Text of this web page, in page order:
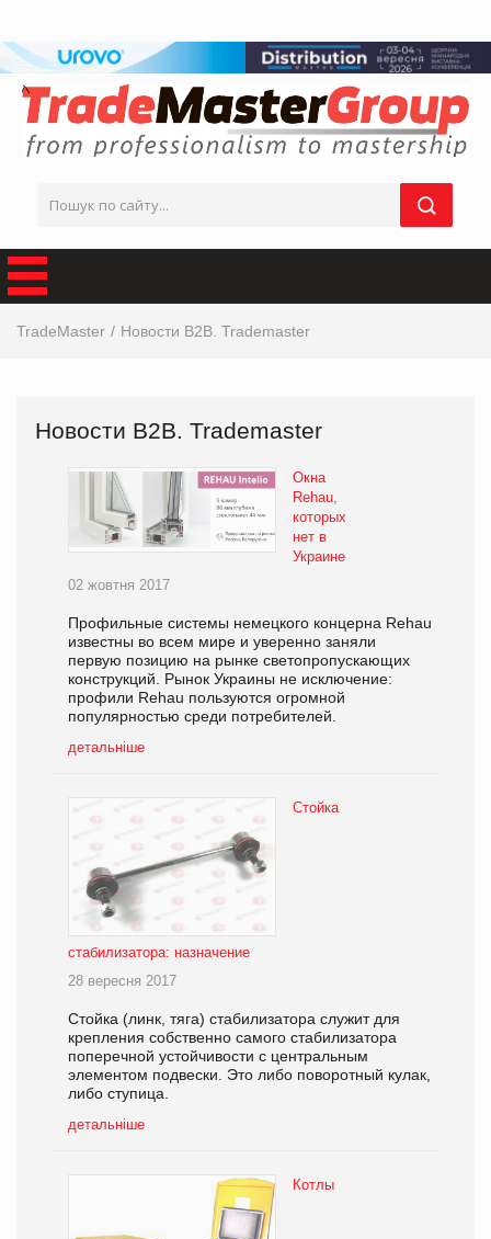
TradeMaster Новости В2В. Trademaster
Новости В2В. Trademaster
Окна
Rehau,
которых
нет в
Украине
02 жовтня 2017
Профильные системы немецкого концерна Rehau
известны во всем мире и уверенно заняли
первую позицию на рынке светопропускающих
конструкций. Рынок Украины не исключение:
профили Rehau пользуются огромной
популярностью среди потребителей.
детальніше
Стойка
стабилизатора: назначение
28 вересня 2017
Стойка (линк, тяга) стабилизатора служит для
крепления собственно самого стабилизатора
поперечной устойчивости с центральным
элементом подвески. Это либо поворотный кулак,
либо ступица.
детальніше
Котлы